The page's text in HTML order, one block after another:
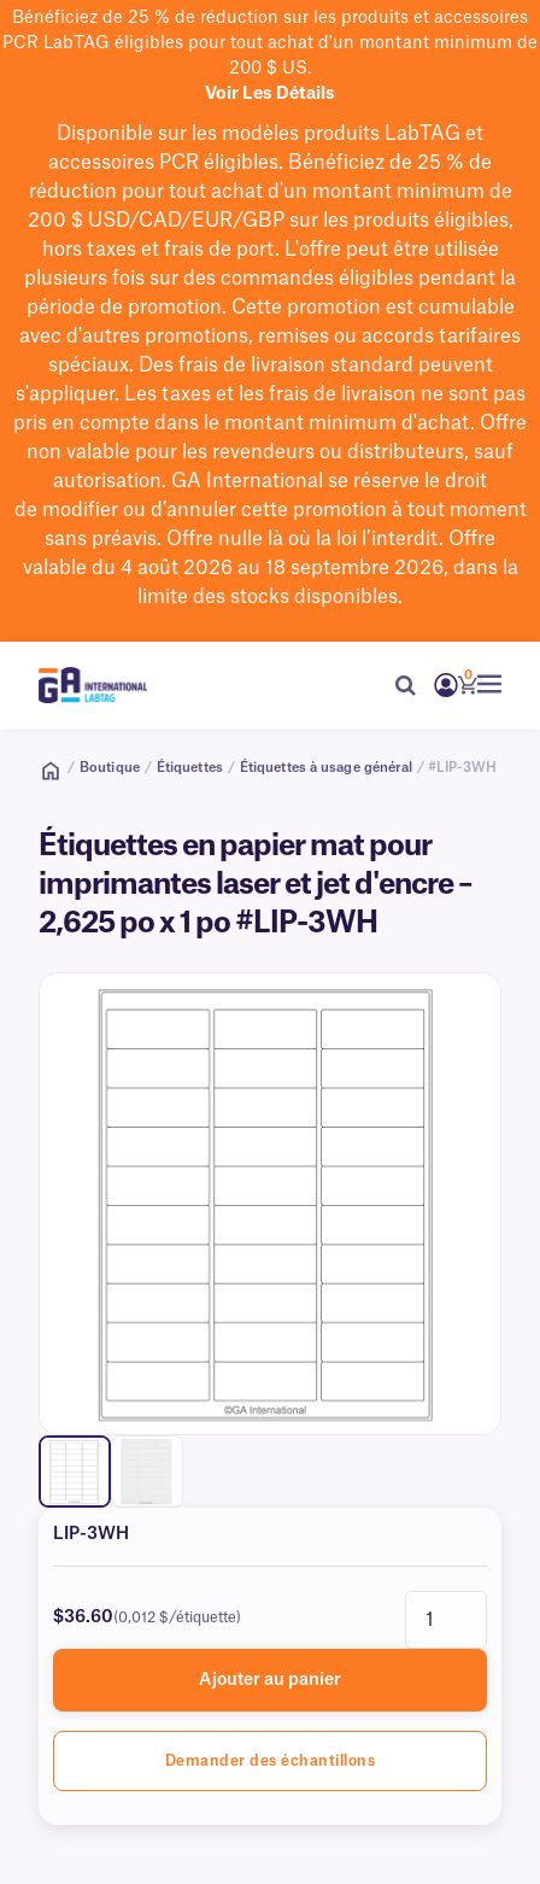
Bénéficiez de 25 % de réduction sur les produits et accessoires
PCR LabTAG éligibles pour tout achat d'un montant minimum de
200 $ US.
Voir Les Détails
Disponible sur les modèles produits LabTAG et
accessoires PCR éligibles. Bénéficiez de 25 % de
réduction pour tout achat d'un montant minimum de
200 $USD/CAD/EUR/GBPsur les produits éligibles,
hors taxes et frais de port. L'offre peut être utilisée
plusieurs fois sur des commandes éligibles pendant la
période de promotion. Cette promotion est cumulable
avec d'autres promotions, remises ou accords tarifaires
spéciaux. Des frais de livraison standard peuvent
s'appliquer. Les taxes et les frais de livraison ne sont pas
pris en compte dans le montant minimum d'achat. Offre
non valable pour les revendeurs ou distributeurs, sauf
autorisation. GA International se réserve le droit
de modifierou d’annuler cette promotion à tout moment
sans préavis. Offre nulle là où la loi l’interdit. Offre
valable du 4 août 2026 au 18 septembre 2026, dans la
limite des stocks disponibles.
0
/ Boutique / Étiquettes / Étiquettes à usage général / #LIP-3WH
Étiquettes en papier mat pour
imprimantes laser et jet d'encre –
2,625 po x 1 po #LIP-3WH
LIP-3WH
$36.60(0,012 $/étiquette)
Ajouter au panier
Demander des échantillons